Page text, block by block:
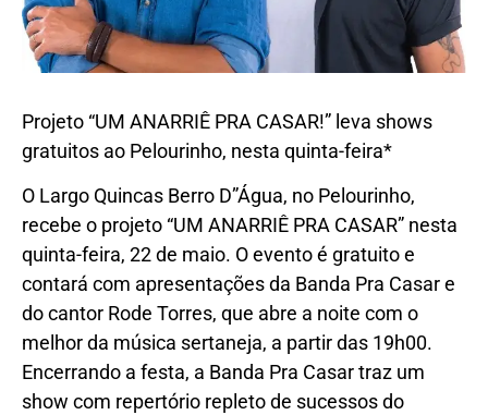
Projeto “UM ANARRIÊ PRA CASAR!” leva shows
gratuitos ao Pelourinho, nesta quinta-feira*
O Largo Quincas Berro D”Água, no Pelourinho,
recebe o projeto “UM ANARRIÊ PRA CASAR” nesta
quinta-feira, 22 de maio. O evento é gratuito e
contará com apresentações da Banda Pra Casar e
do cantor Rode Torres, que abre a noite com o
melhor da música sertaneja, a partir das 19h00.
Encerrando a festa, a Banda Pra Casar traz um
show com repertório repleto de sucessos do